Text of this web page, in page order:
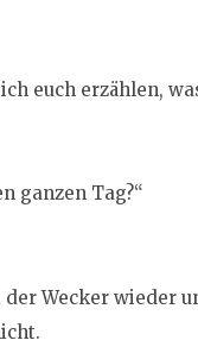
euch erzählen,
ganzen Tag?“
Wecker wieder